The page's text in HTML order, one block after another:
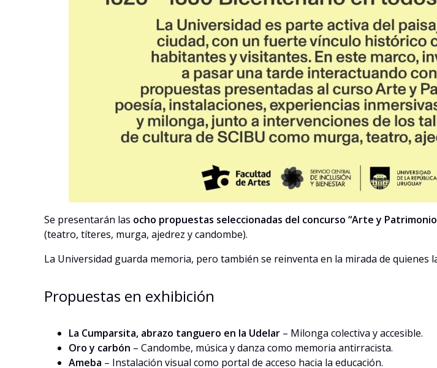
Se presentarán las ocho propuestas seleccionadas del concurso “Arte y
(teatro, títeres, murga, ajedrez y candombe).
La Universidad guarda memoria, pero también se reinventa en la mirada de
Propuestas en exhibición
La Cumparsita, abrazo tanguero en la Udelar – Milonga colectiva y accesible.
Oro y carbón – Candombe, música y danza como memoria antirracista.
Ameba – Instalación visual como portal de acceso hacia la educación.